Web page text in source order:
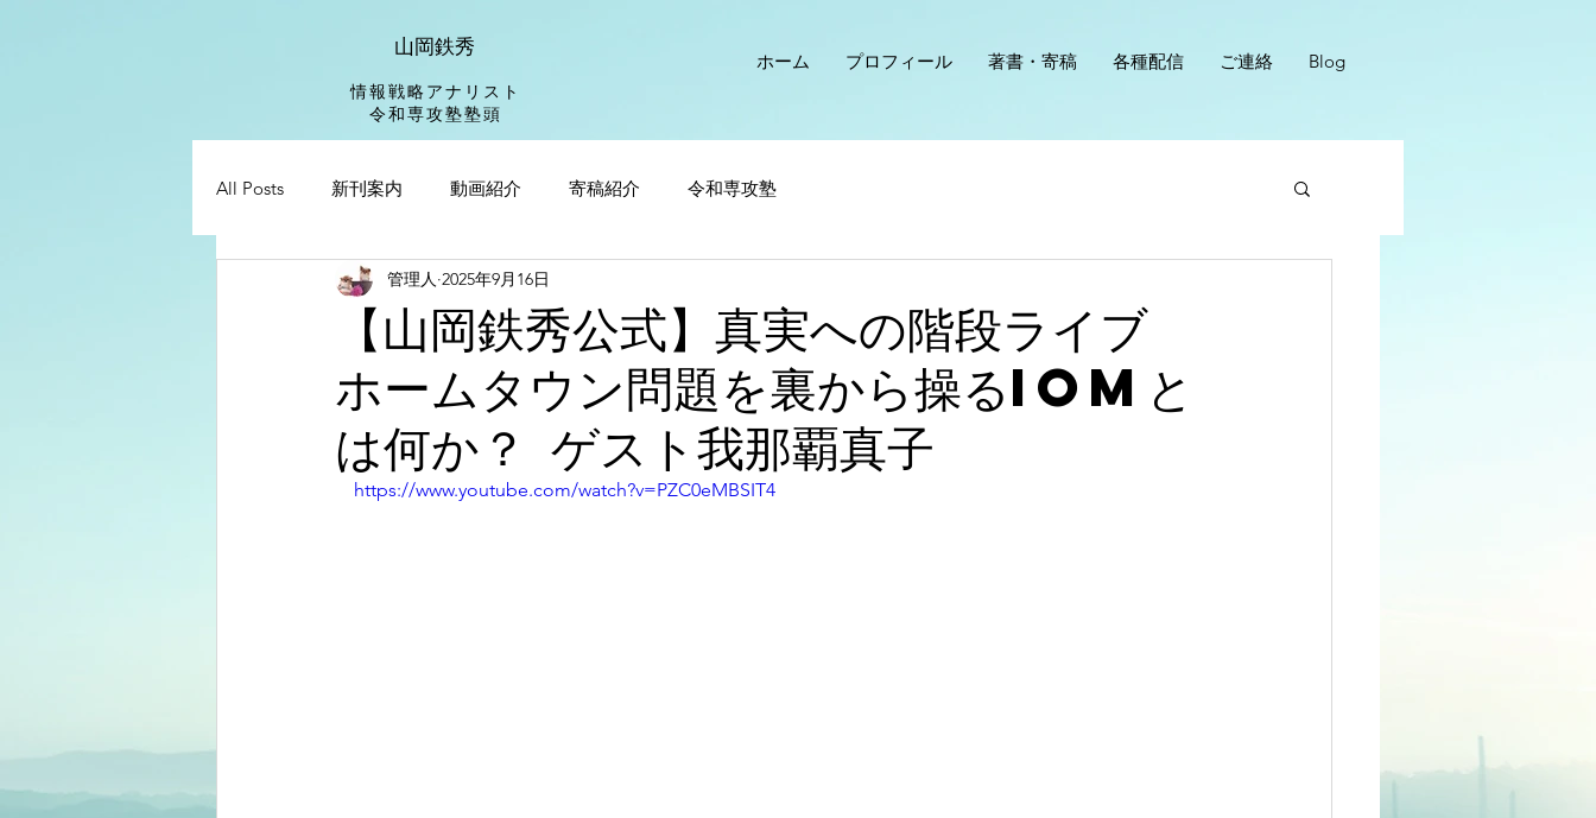
山岡鉄秀
情報戦略アナリスト
​令和専攻塾塾頭
ホーム プロフィール 著書・寄稿 各種配信 ご連絡 Blog
All Posts 新刊案内 動画紹介 寄稿紹介 令和専攻塾
【山岡鉄秀公式】真実への階段ライブ
ホームタウン問題を裏から操るIOMと
は何か？ ゲスト我那覇真子
管理人 2025年9月16日
https://www.youtube.com/watch?v=PZC0eMBSIT4